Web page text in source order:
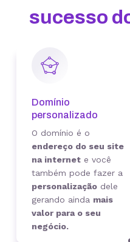
sucesso
Domínio
personalizado
O domínio é o
endereço do seu site
na internet e você
também pode fazer a
personalização dele
gerando ainda mais
valor para o seu
negócio.